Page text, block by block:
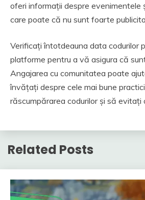
oferi informații despre evenimentele
care poate că nu sunt foarte
Verificați întotdeauna data codurilor
platforme pentru a vă asigura că
Angajarea cu comunitatea poate
învățați despre cele mai bune
răscumpărarea codurilor și să evitați
Related Posts